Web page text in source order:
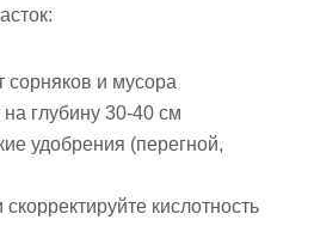
сорняков и мусора
глубину 30-40 см
удобрения (перегной,
кислотность